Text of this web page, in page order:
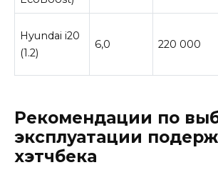
Hyundai i20
(1.2)
6,0 220 000
Рекомендации по
эксплуатации
хэтчбека